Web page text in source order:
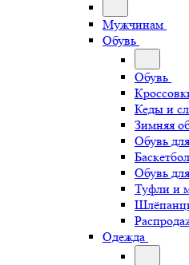
Мужчинам
Обувь
Обувь
Кеды и
Зимняя
Обувь
Обувь
Туфли и
Одежда